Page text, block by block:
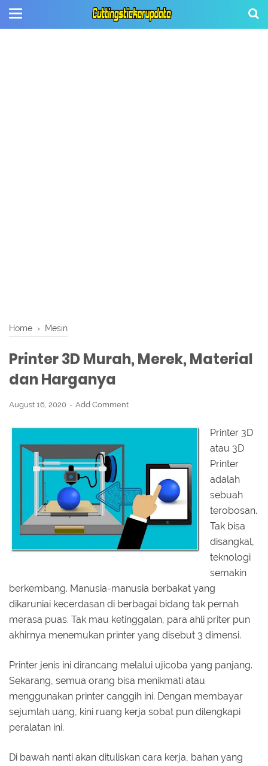
Home › Mesin
Printer 3D Murah, Merek, Material
dan Harganya
August 16, 2020 Add Comment
Printer 3D
atau 3D
Printer
adalah
sebuah
terobosan.
Tak bisa
disangkal,
teknologi
semakin
berkembang. Manusia-manusia berbakat yang
dikaruniai kecerdasan di berbagai bidang tak pernah
merasa puas. Tak mau ketinggalan, para ahli priter pun
akhirnya menemukan printer yang disebut 3 dimensi.
Printer jenis ini dirancang melalui ujicoba yang panjang.
Sekarang, semua orang bisa menikmati atau
menggunakan printer canggih ini. Dengan membayar
sejumlah uang, kini ruang kerja sobat pun dilengkapi
peralatan ini.
Di bawah nanti akan dituliskan cara kerja, bahan yang